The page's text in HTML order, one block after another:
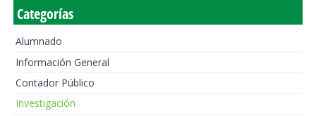
Categorías
Alumnado
Información General
Contador Público
Investigación